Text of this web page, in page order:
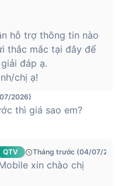
hỗ trợ thông tin nào
thắc mắc tại đây để
đáp ạ.
chị ạ!
2026)
thì giá sao em?
QTV Tháng trước (04/07/2026)
xin chào chị